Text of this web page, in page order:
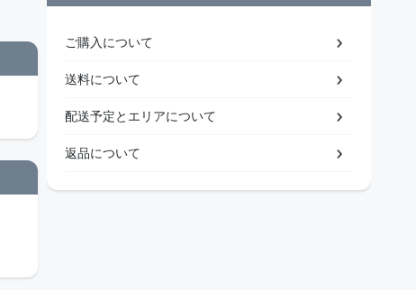
ご購入について
送料について
配送予定とエリアについて
返品について